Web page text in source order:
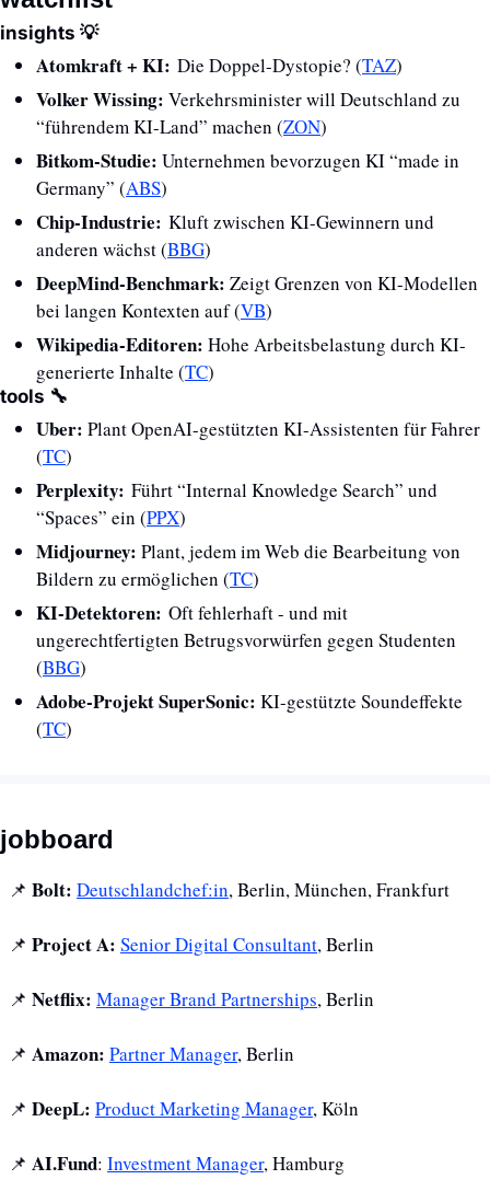
insights 💡
Atomkraft + KI: Die Doppel-Dystopie? (TAZ)
Volker Wissing: Verkehrsminister will Deutschland zu
“führendem KI-Land” machen (ZON)
Bitkom-Studie: Unternehmen bevorzugen KI “made in
Germany” (ABS)
Chip-Industrie: Kluft zwischen KI-Gewinnern und
anderen wächst (BBG)
DeepMind-Benchmark: Zeigt Grenzen von KI-Modellen
bei langen Kontexten auf (VB)
Wikipedia-Editoren: Hohe Arbeitsbelastung durch KI-
generierte Inhalte (TC)
tools 🔧
Uber: Plant OpenAI-gestützten KI-Assistenten für Fahrer
(TC)
Perplexity: Führt “Internal Knowledge Search” und
“Spaces” ein (PPX)
Midjourney: Plant, jedem im Web die Bearbeitung von
Bildern zu ermöglichen (TC)
KI-Detektoren: Oft fehlerhaft - und mit
ungerechtfertigten Betrugsvorwürfen gegen Studenten
(BBG)
Adobe-Projekt SuperSonic: KI-gestützte Soundeffekte
(TC)
jobboard
📌 Bolt: Deutschlandchef:in, Berlin, München, Frankfurt
📌 Project A: Senior Digital Consultant, Berlin
📌 Netflix: Manager Brand Partnerships, Berlin
📌 Amazon: Partner Manager, Berlin
📌 DeepL: Product Marketing Manager, Köln
📌 AI.Fund: Investment Manager, Hamburg